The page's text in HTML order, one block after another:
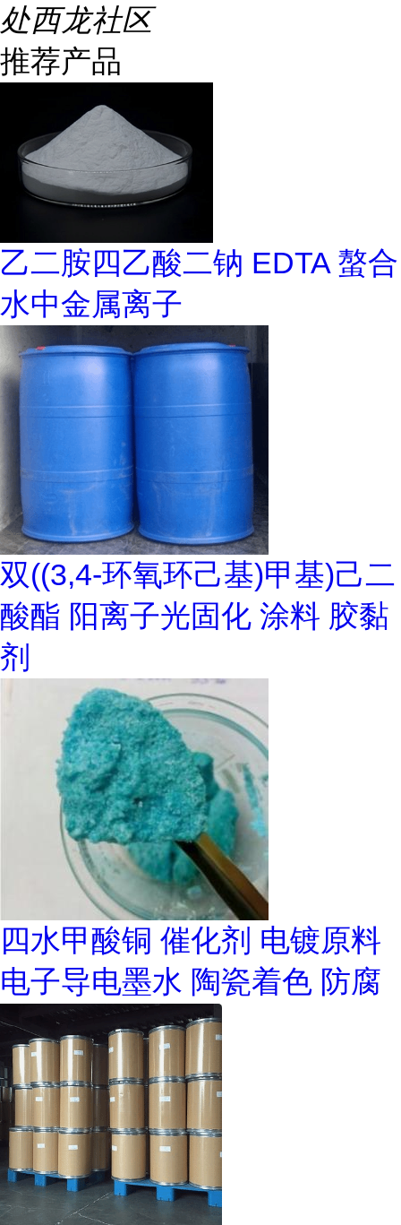
处西龙社区
推荐产品
乙二胺四乙酸二钠 EDTA 螯合
水中金属离子
双((3,4-环氧环己基)甲基)己二
酸酯 阳离子光固化 涂料 胶黏
剂
四水甲酸铜 催化剂 电镀原料
电子导电墨水 陶瓷着色 防腐